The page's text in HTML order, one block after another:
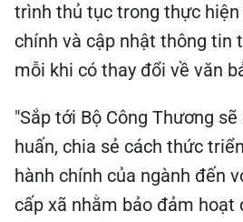
trình thủ tục trong thực
chính và cập nhật thông tin
mỗi khi có thay đổi về văn
"Sắp tới Bộ Công Thương
huấn, chia sẻ cách thức
hành chính của ngành đến
cấp xã nhằm bảo đảm hoạt